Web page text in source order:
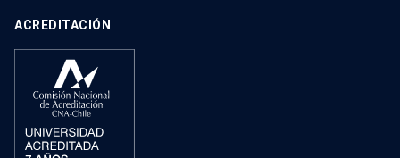
ACREDITACIÓN